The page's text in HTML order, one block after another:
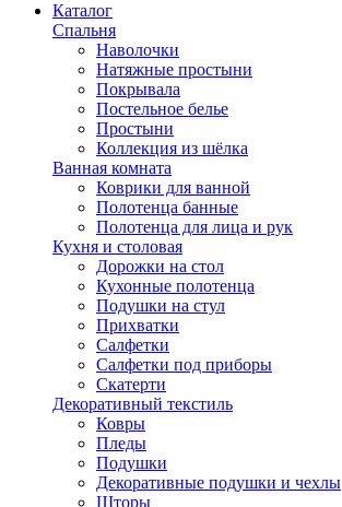
Каталог
Спальня
Наволочки
Натяжные простыни
Покрывала
Постельное белье
Простыни
Коллекция из шёлка
Ванная комната
Коврики для ванной
Полотенца банные
Полотенца для лица и рук
Кухня и столовая
Дорожки на стол
Кухонные полотенца
Подушки на стул
Прихватки
Салфетки
Салфетки под приборы
Скатерти
Декоративный текстиль
Ковры
Пледы
Подушки
Декоративные подушки и чехлы
Шторы